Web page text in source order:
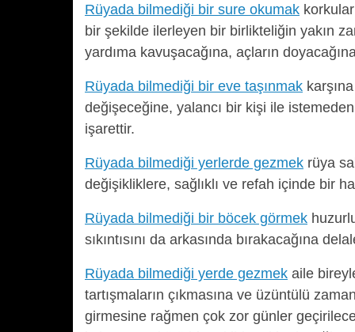
Rüyada bilmediği bir sure okumak
bir şekilde ilerleyen bir birlikteliğin yakın
yardıma kavuşacağına, açların
Rüyada bilmediği bir eve taşınmak
değişeceğine, yalancı bir kişi ile
işarettir.
Rüyada bilmediği yerlerde gezmek rüya
değişikliklere, sağlıklı ve refah içinde bir
Rüyada bilmediği bir böcek görmek
sıkıntısını da arkasında bırakacağına
Rüyada bilmediği yerde gezmek aile
tartışmaların çıkmasına ve üzüntülü
girmesine rağmen çok zor günler